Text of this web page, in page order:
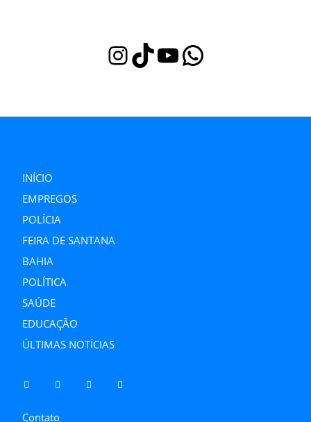
InstagramTikTok Youtube WhatsApp
INÍCIO
EMPREGOS
POLÍCIA
FEIRA DE SANTANA
BAHIA
POLÍTICA
SAÚDE
EDUCAÇÃO
ÚLTIMAS NOTÍCIAS
Contato